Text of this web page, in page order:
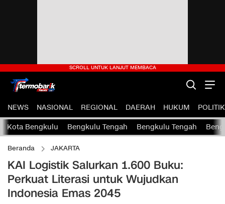
NEWS NASIONAL REGIONAL DAERAH HUKUM POLITIK
Kota Bengkulu Bengkulu Tengah Bengkulu Tengah
Beranda JAKARTA
KAI Logistik Salurkan 1.600 Buku:
Perkuat Literasi untuk Wujudkan
Indonesia Emas 2045